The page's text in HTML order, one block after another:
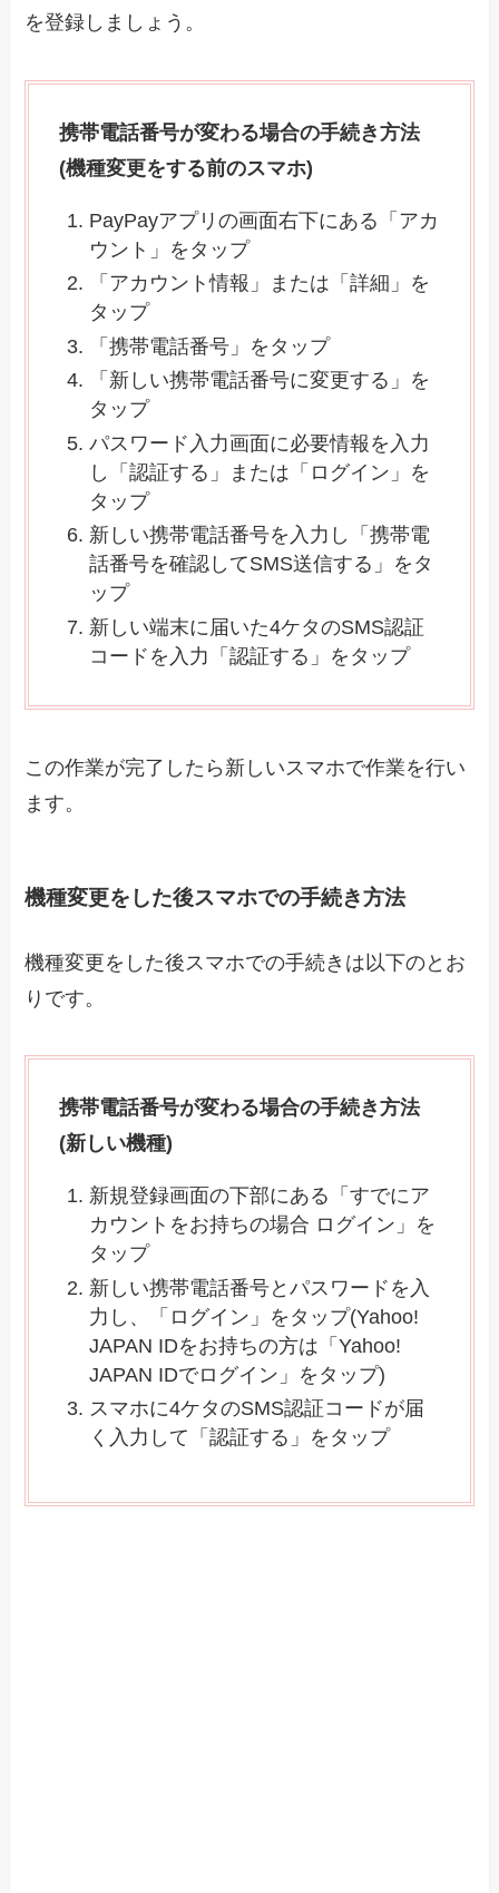
を登録しましょう。
携帯電話番号が変わる場合の手続き方法
(機種変更をする前のスマホ)
PayPayアプリの画面右下にある「アカ
ウント」をタップ
「アカウント情報」または「詳細」を
タップ
「携帯電話番号」をタップ
「新しい携帯電話番号に変更する」を
タップ
パスワード入力画面に必要情報を入力
し「認証する」または「ログイン」を
タップ
新しい携帯電話番号を入力し「携帯電
話番号を確認してSMS送信する」をタ
ップ
新しい端末に届いた4ケタのSMS認証
コードを入力「認証する」をタップ
この作業が完了したら新しいスマホで作業を行い
ます。
機種変更をした後スマホでの手続き方法
機種変更をした後スマホでの手続きは以下のとお
りです。
携帯電話番号が変わる場合の手続き方法
(新しい機種)
新規登録画面の下部にある「すでにア
カウントをお持ちの場合 ログイン」を
タップ
新しい携帯電話番号とパスワードを入
力し、「ログイン」をタップ(Yahoo!
JAPAN IDをお持ちの方は「Yahoo!
JAPAN IDでログイン」をタップ)
スマホに4ケタのSMS認証コードが届
く入力して「認証する」をタップ